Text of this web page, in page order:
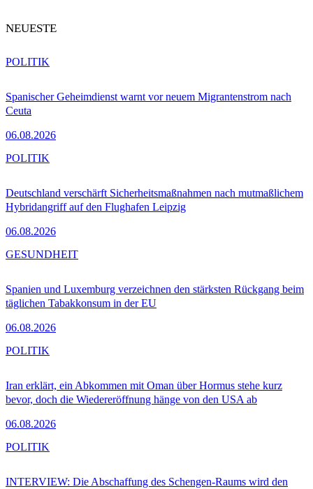
NEUESTE
Spanischer Geheimdienst warnt vor neuem Migrantenstrom nach
Ceuta
06.08.2026
POLITIK
Deutschland verschärft Sicherheitsmaßnahmen nach mutmaßlichem
Hybridangriff auf den Flughafen Leipzig
06.08.2026
POLITIK
Spanien und Luxemburg verzeichnen den stärksten Rückgang beim
täglichen Tabakkonsum in der EU
06.08.2026
GESUNDHEIT
Iran erklärt, ein Abkommen mit Oman über Hormus stehe kurz
bevor, doch die Wiedereröffnung hänge von den USA ab
06.08.2026
POLITIK
INTERVIEW: Die Abschaffung des Schengen-Raums wird den
POLITIK